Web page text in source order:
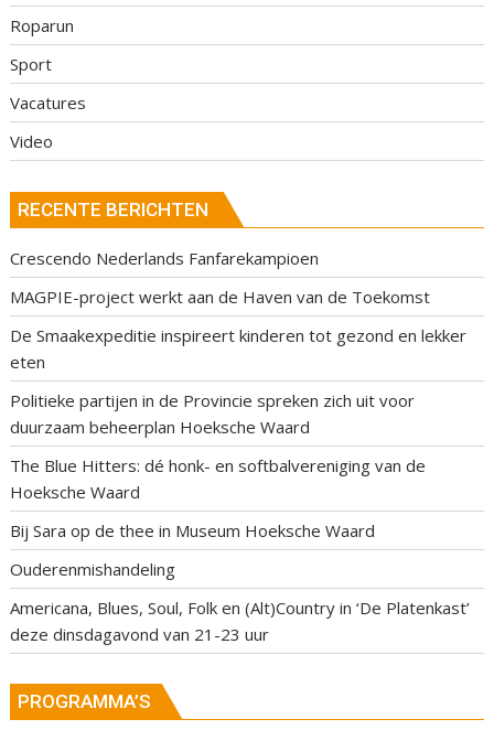
Roparun
Sport
Vacatures
Video
RECENTE BERICHTEN
Crescendo Nederlands Fanfarekampioen
MAGPIE-project werkt aan de Haven van de Toekomst
De Smaakexpeditie inspireert kinderen tot gezond en lekker
eten
Politieke partijen in de Provincie spreken zich uit voor
duurzaam beheerplan Hoeksche Waard
The Blue Hitters: dé honk- en softbalvereniging van de
Hoeksche Waard
Bij Sara op de thee in Museum Hoeksche Waard
Ouderenmishandeling
Americana, Blues, Soul, Folk en (Alt)Country in ‘De Platenkast’
deze dinsdagavond van 21-23 uur
PROGRAMMA’S